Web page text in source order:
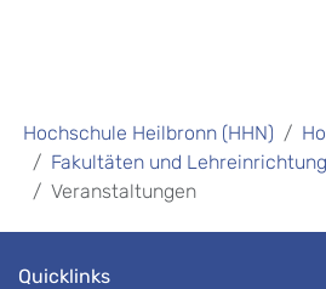
Hochschule Heilbronn (HHN)
Fakultäten und
Veranstaltungen
Quicklinks